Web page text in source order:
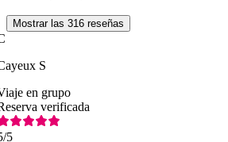
Mostrar las 316 reseñas
S
en grupo
verificada
/5